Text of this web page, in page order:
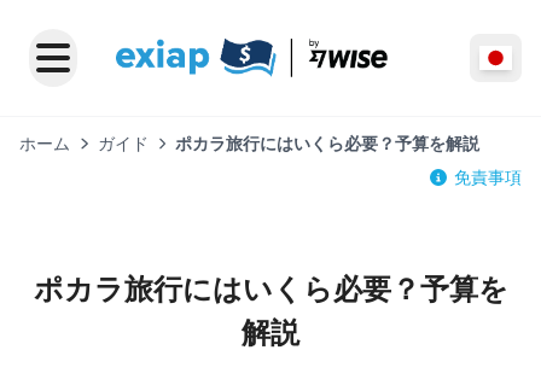
ホーム ガイド
ポカラ旅行にはいくら必要？予算を解説
免責事項
ポカラ旅行にはいくら必要？予算を
解説